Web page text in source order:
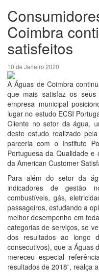
Coimbra
satisfeitos
10 de Janeiro 2020
A Águas de Coimbra
que mais satisfaz os
empresa municipal
lugar no estudo ECSI
Cliente no setor da água,
deste estudo realizado
parceria com o Instituto
Portuguesa da Qualidade e
da American Customer
Para além do setor da
indicadores de gestão
combustíveis, gás,
passageiros, estudando a
melhor desempenho em
categorias de serviços, se
dos resultados ao longo
consecutivos), que a Águas
mereceu especial
resultados de 2018”, realça